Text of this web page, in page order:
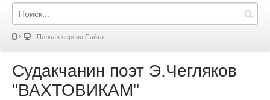
Полная версия Сайта
Судакчанин поэт Э.Чегляков
"ВАХТОВИКАМ"